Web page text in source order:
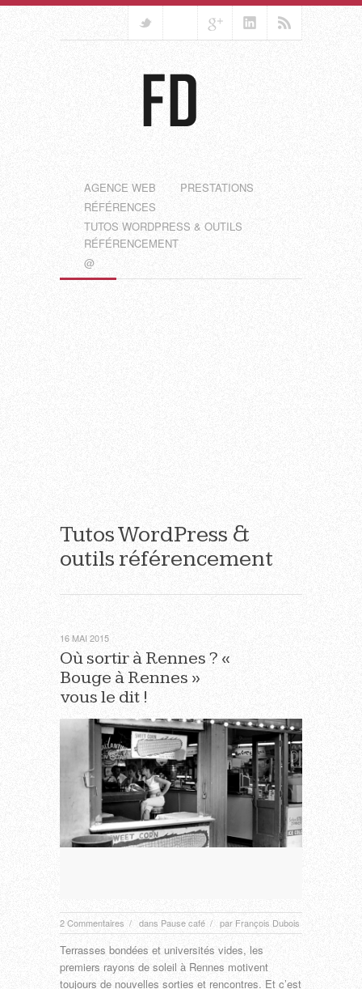
AGENCE WEB
PRESTATIONS
RÉFÉRENCES
TUTOS WORDPRESS & OUTILS
RÉFÉRENCEMENT
@
Tutos WordPress &
outils référencement
Où sortir à Rennes ? «
Bouge à Rennes »
vous le dit !
2 Commentaires / dans Pause café / par François Dubois
16 MAI 2015
Terrasses bondées et universités vides, les
premiers rayons de soleil à Rennes motivent
toujours de nouvelles sorties et rencontres. Et c’est